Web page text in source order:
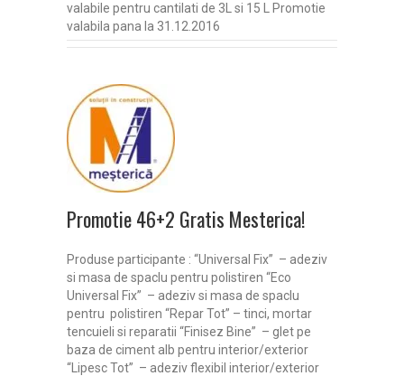
valabile pentru cantilati de 3L si 15 L Promotie
valabila pana la 31.12.2016
Promotie 46+2 Gratis Mesterica!
Produse participante : “Universal Fix” – adeziv
si masa de spaclu pentru polistiren “Eco
Universal Fix” – adeziv si masa de spaclu
pentru polistiren “Repar Tot” – tinci, mortar
tencuieli si reparatii “Finisez Bine” – glet pe
baza de ciment alb pentru interior/exterior
“Lipesc Tot” – adeziv flexibil interior/exterior